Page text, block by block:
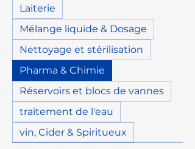
Laiterie
Mélange liquide & Dosage
Nettoyage et stérilisation
Pharma & Chimie
Réservoirs et blocs de vannes
traitement de l'eau
vin, Cider & Spiritueux